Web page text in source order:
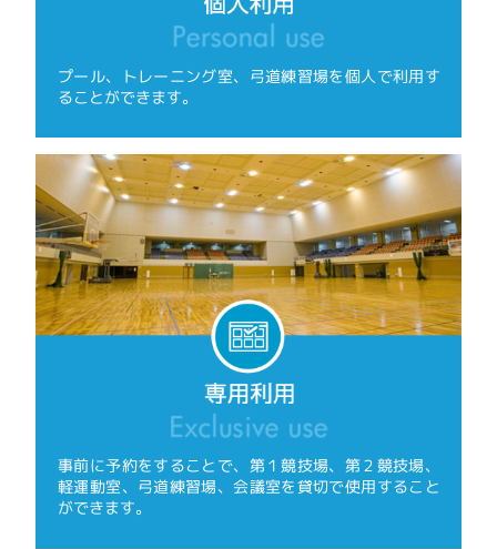
プール、トレーニング室、弓道練習場を個人で利用す
ることができます。
事前に予約をすることで、第１競技場、第２競技場、
軽運動室、弓道練習場、会議室を貸切で使用すること
ができます。